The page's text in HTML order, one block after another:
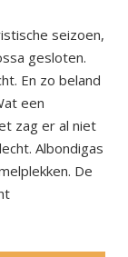
seizoen,
gesloten.
En zo beland
een
zag er al niet
Albondigas
De